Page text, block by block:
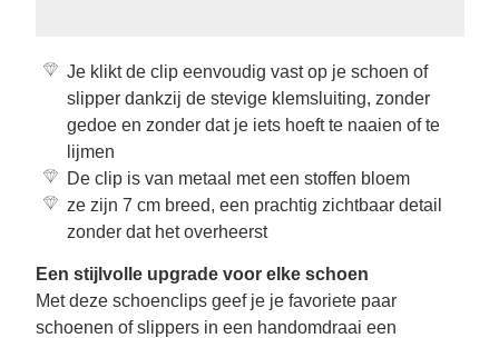
Je klikt de clip eenvoudig vast op je schoen of
slipper dankzij de stevige klemsluiting, zonder
gedoe en zonder dat je iets hoeft te naaien of te
lijmen
De clip is van metaal met een stoffen bloem
ze zijn 7 cm breed, een prachtig zichtbaar detail
zonder dat het overheerst
Een stijlvolle upgrade voor elke schoen
Met deze schoenclips geef je je favoriete paar
schoenen of slippers in een handomdraai een